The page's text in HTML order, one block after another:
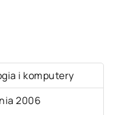
i komputery
2006